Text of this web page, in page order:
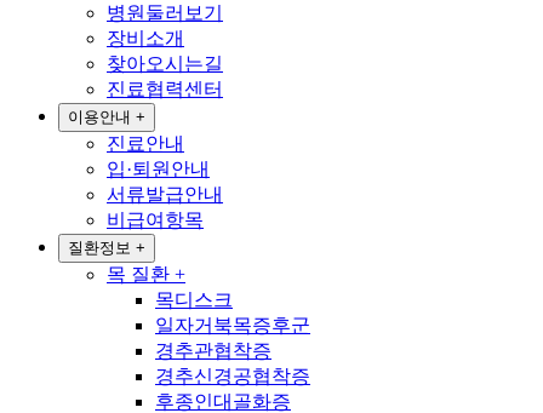
병원둘러보기
장비소개
찾아오시는길
진료협력센터
이용안내 +
진료안내
입·퇴원안내
서류발급안내
비급여항목
질환정보 +
목 질환 +
목디스크
일자거북목증후군
경추관협착증
경추신경공협착증
후종인대골화증